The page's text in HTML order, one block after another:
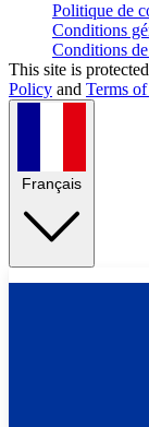
Politique de
Conditions
Conditions
This site is
Policy and Terms
Français